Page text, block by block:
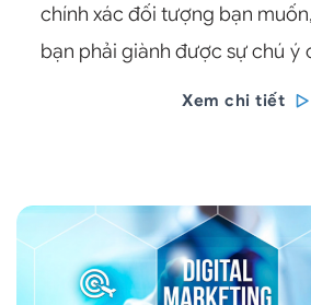
chính xác đối tượng bạn
bạn phải giành được sự chú ý
Xem chi tiết